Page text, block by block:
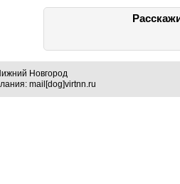
Новгород
mail[dog]virtnn.ru